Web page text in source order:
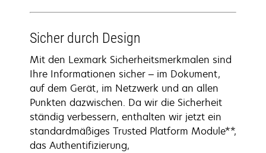
Sicher durch Design
Mit den Lexmark Sicherheitsmerkmalen sind
Ihre Informationen sicher – im Dokument,
auf dem Gerät, im Netzwerk und an allen
Punkten dazwischen. Da wir die Sicherheit
ständig verbessern, enthalten wir jetzt ein
standardmäßiges Trusted Platform Module**,
das Authentifizierung,